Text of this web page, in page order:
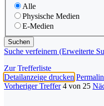
Alle
Physische Medien
E-Medien
Suche verfeinern (Erweiterte
Zur Trefferliste
Detailanzeige drucken
Vorheriger Treffer 4 von 25